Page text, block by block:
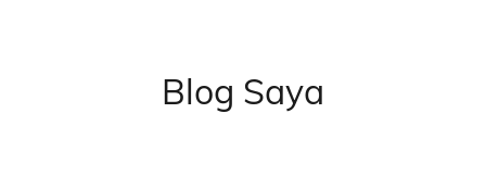
Blog Saya